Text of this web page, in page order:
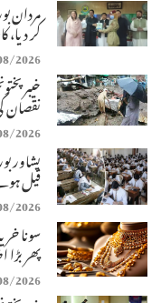
مردان
کر دیا،
2026
نقصان
2026
پشاور
فیل
2026
سونا
پھر بڑا
2026